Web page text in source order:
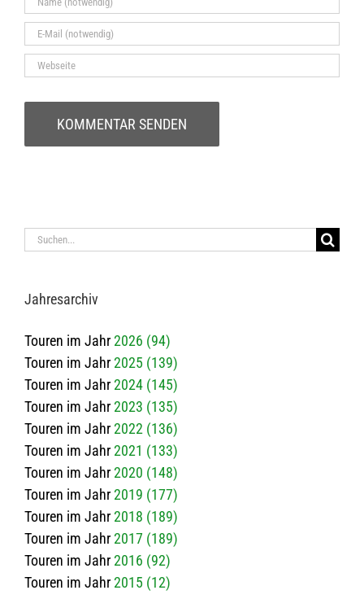
Suche
Jah­res­ar­chiv
Touren im Jahr2026 (94)
Touren im Jahr2025 (139)
Touren im Jahr2024 (145)
Touren im Jahr2023 (135)
Touren im Jahr2022 (136)
Touren im Jahr2021 (133)
Touren im Jahr2020 (148)
Touren im Jahr2019 (177)
Touren im Jahr2018 (189)
Touren im Jahr2017 (189)
Touren im Jahr2016 (92)
Touren im Jahr2015 (12)